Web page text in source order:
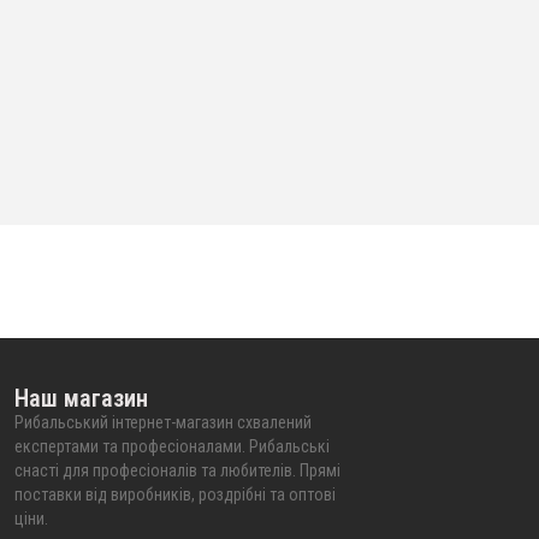
Наш магазин
Рибальський інтернет-магазин схвалений
експертами та професіоналами. Рибальські
снасті для професіоналів та любителів. Прямі
поставки від виробників, роздрібні та оптові
ціни.